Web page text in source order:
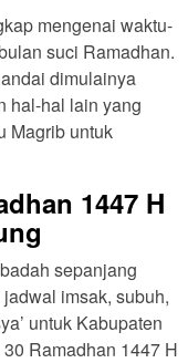
mengenai waktu-
suci Ramadhan.
dimulainya
hal-hal lain yang
Magrib untuk
1447 H
sepanjang
imsak, subuh,
untuk Kabupaten
Ramadhan 1447 H